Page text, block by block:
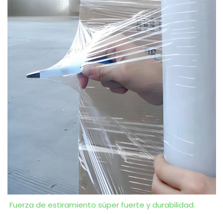
Fuerza de estiramiento súper fuerte y durabilidad.